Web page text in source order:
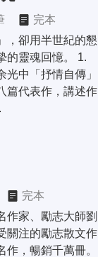
完本
，卻用半世紀的懇
的靈魂回憶。 1.
中「抒情自傳」
篇代表作，講述作
完本
作家、勵志大師劉
關注的勵志散文作
，暢銷千萬冊。